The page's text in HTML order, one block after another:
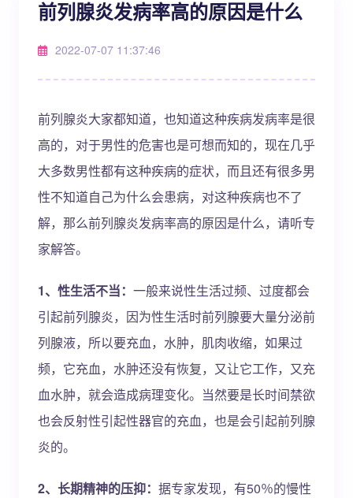
前列腺炎发病率高的原因是什么
2022-07-07 11:37:46
前列腺炎大家都知道，也知道这种疾病发病率是很
高的，对于男性的危害也是可想而知的，现在几乎
大多数男性都有这种疾病的症状，而且还有很多男
性不知道自己为什么会患病，对这种疾病也不了
解，那么前列腺炎发病率高的原因是什么，请听专
家解答。
1、性生活不当： 一般来说性生活过频、过度都会
引起前列腺炎，因为性生活时前列腺要大量分泌前
列腺液，所以要充血，水肿，肌肉收缩，如果过
频，它充血，水肿还没有恢复，又让它工作，又充
血水肿，就会造成病理变化。当然要是长时间禁欲
也会反射性引起性器官的充血，也是会引起前列腺
炎的。
2、长期精神的压抑： 据专家发现，有50％的慢性